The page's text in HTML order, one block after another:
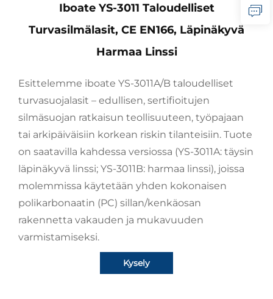
Iboate YS-3011 Taloudelliset
Turvasilmälasit, CE EN166, Läpinäkyvä
Harmaa Linssi
Esittelemme iboate YS-3011A/B taloudelliset
turvasuojalasit – edullisen, sertifioitujen
silmäsuojan ratkaisun teollisuuteen, työpajaan
tai arkipäiväisiin korkean riskin tilanteisiin. Tuote
on saatavilla kahdessa versiossa (YS-3011A: täysin
läpinäkyvä linssi; YS-3011B: harmaa linssi), joissa
molemmissa käytetään yhden kokonaisen
polikarbonaatin (PC) sillan/kenkäosan
rakennetta vakauden ja mukavuuden
varmistamiseksi.
Kysely